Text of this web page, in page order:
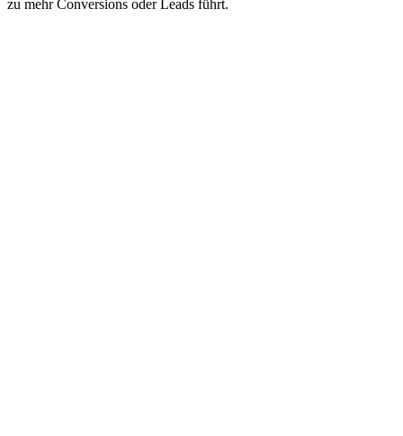
zu mehr Conversions oder Leads führt.